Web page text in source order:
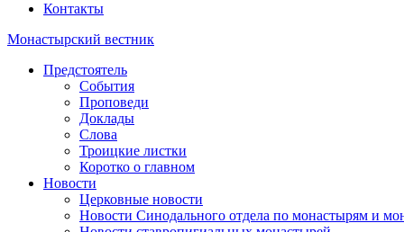
Контакты
Монастырский вестник
Предстоятель
События
Проповеди
Доклады
Слова
Троицкие листки
Коротко о главном
Новости
Церковные новости
Новости Синодального отдела по монастырям и